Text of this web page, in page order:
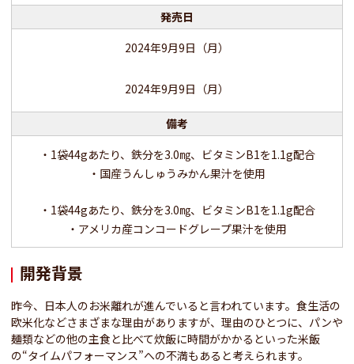
発売日
2024年9月9日（月）
2024年9月9日（月）
備考
・1袋44gあたり、鉄分を3.0㎎、ビタミンB1を1.1g配合
・国産うんしゅうみかん果汁を使用
・1袋44gあたり、鉄分を3.0㎎、ビタミンB1を1.1g配合
・アメリカ産コンコードグレープ果汁を使用
開発背景
昨今、日本人のお米離れが進んでいると言われています。食生活の
欧米化などさまざまな理由がありますが、理由のひとつに、パンや
麺類などの他の主食と比べて炊飯に時間がかかるといった米飯
の“タイムパフォーマンス”への不満もあると考えられます。